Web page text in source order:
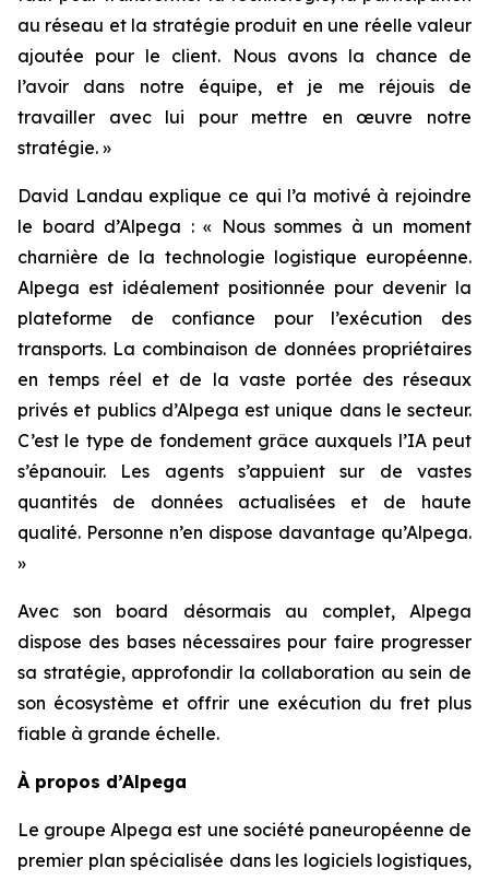
au réseau et la stratégie produit en une réelle valeur
ajoutée pour le client. Nous avons la chance de
l’avoir dans notre équipe, et je me réjouis de
travailler avec lui pour mettre en œuvre notre
stratégie. »
David Landau explique ce qui l’a motivé à rejoindre
le board d’Alpega : « Nous sommes à un moment
charnière de la technologie logistique européenne.
Alpega est idéalement positionnée pour devenir la
plateforme de confiance pour l’exécution des
transports. La combinaison de données propriétaires
en temps réel et de la vaste portée des réseaux
privés et publics d’Alpega est unique dans le secteur.
C’est le type de fondement grâce auxquels l’IA peut
s’épanouir. Les agents s’appuient sur de vastes
quantités de données actualisées et de haute
qualité. Personne n’en dispose davantage qu’Alpega.
»
Avec son board désormais au complet, Alpega
dispose des bases nécessaires pour faire progresser
sa stratégie, approfondir la collaboration au sein de
son écosystème et offrir une exécution du fret plus
fiable à grande échelle.
À propos d’Alpega
Le groupe Alpega est une société paneuropéenne de
premier plan spécialisée dans les logiciels logistiques,